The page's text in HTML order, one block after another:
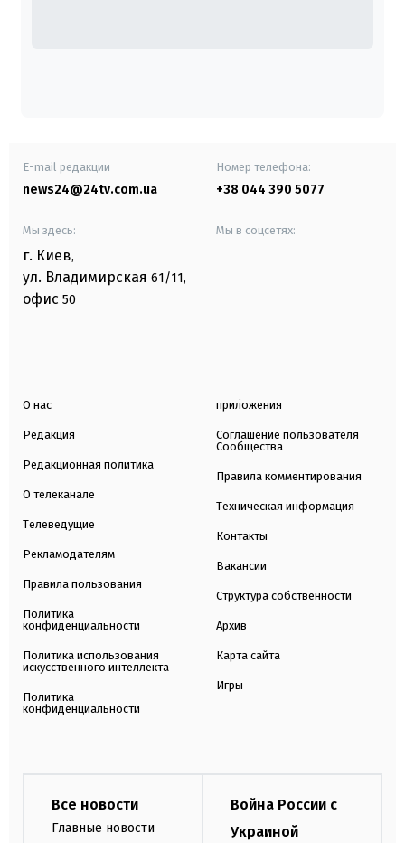
E-mail редакции
news24@24tv.com.ua
Номер телефона:
+38 044 390 5077
Мы здесь:
г. Киев,
ул. Владимирская 61/11,
офис 50
Мы в соцсетях:
О нас
Редакция
Редакционная политика
О телеканале
Телеведущие
Рекламодателям
Правила пользования
Политика
конфиденциальности
Политика использования
искусственного интеллекта
Политика
конфиденциальности
приложения
Соглашение пользователя
Сообщества
Правила комментирования
Техническая информация
Контакты
Вакансии
Структура собственности
Архив
Карта сайта
Игры
Все новости
Главные новости
Война России с
Украиной